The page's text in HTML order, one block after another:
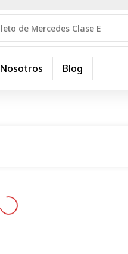
Nosotros Blog